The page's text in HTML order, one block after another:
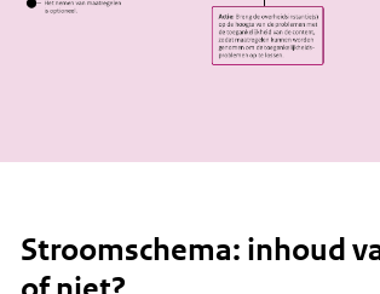
Stroomschema: inhoud